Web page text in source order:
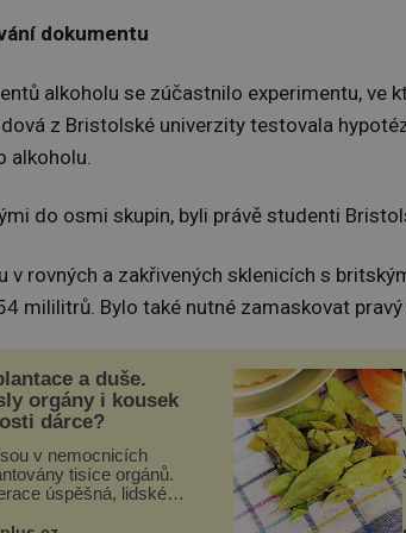
dokumentu
alkoholu se zúčastnilo experimentu, ve
z Bristolské univerzity testovala
alkoholu.
do osmi skupin, byli právě studenti
v rovných a zakřivených sklenicích s
mililitrů. Bylo také nutné zamaskovat pravý
a duše.
orgány i kousek
dárce?
v nemocnicích
tisíce orgánů.
úspěšná, lidské